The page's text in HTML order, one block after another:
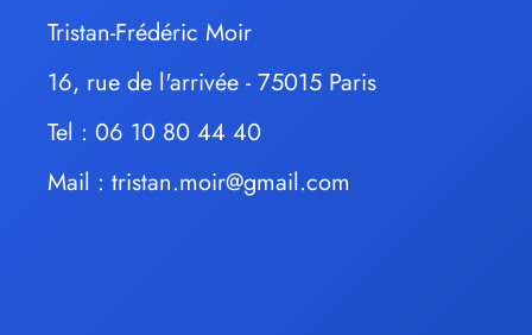
Tristan-Frédéric Moir
16, rue de l'arrivée - 75015 Paris
Tel : 06 10 80 44 40
Mail : tristan.moir@gmail.com